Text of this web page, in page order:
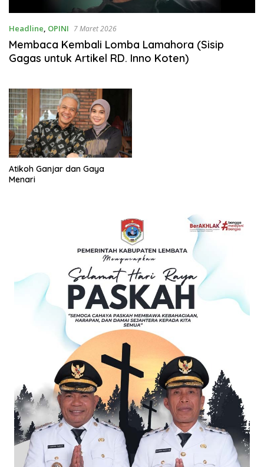
Headline, OPINI 7 Maret 2026
Membaca Kembali Lomba Lamahora (Sisip
Gagas untuk Artikel RD. Inno Koten)
Atikoh Ganjar dan Gaya
Menari